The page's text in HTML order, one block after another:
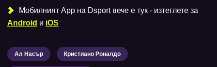
Мобилният Аpp на Dsport вече е тук - изтеглете за
Android и iOS
Ал Насър Кристиано Роналдо